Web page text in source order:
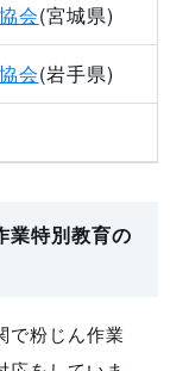
会(宮城県)
会(岩手県)
業特別教育の
で粉じん作業